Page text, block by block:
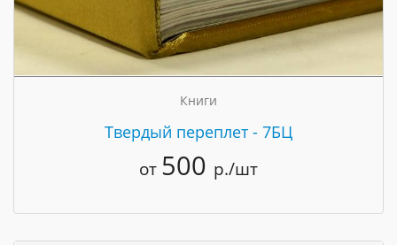
Книги
Твердый переплет - 7БЦ
от 500 р./шт